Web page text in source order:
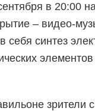
в 20:00
– видео-
себя синтез
зрители